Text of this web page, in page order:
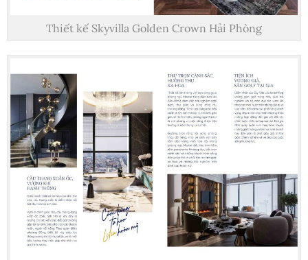
Thiết kế Skyvilla Golden Crown Hải Phòng